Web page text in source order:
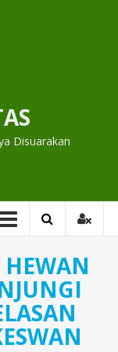
Disuarakan